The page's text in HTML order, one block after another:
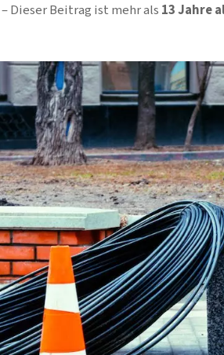
Dieser Beitrag ist mehr als 13 Jahre